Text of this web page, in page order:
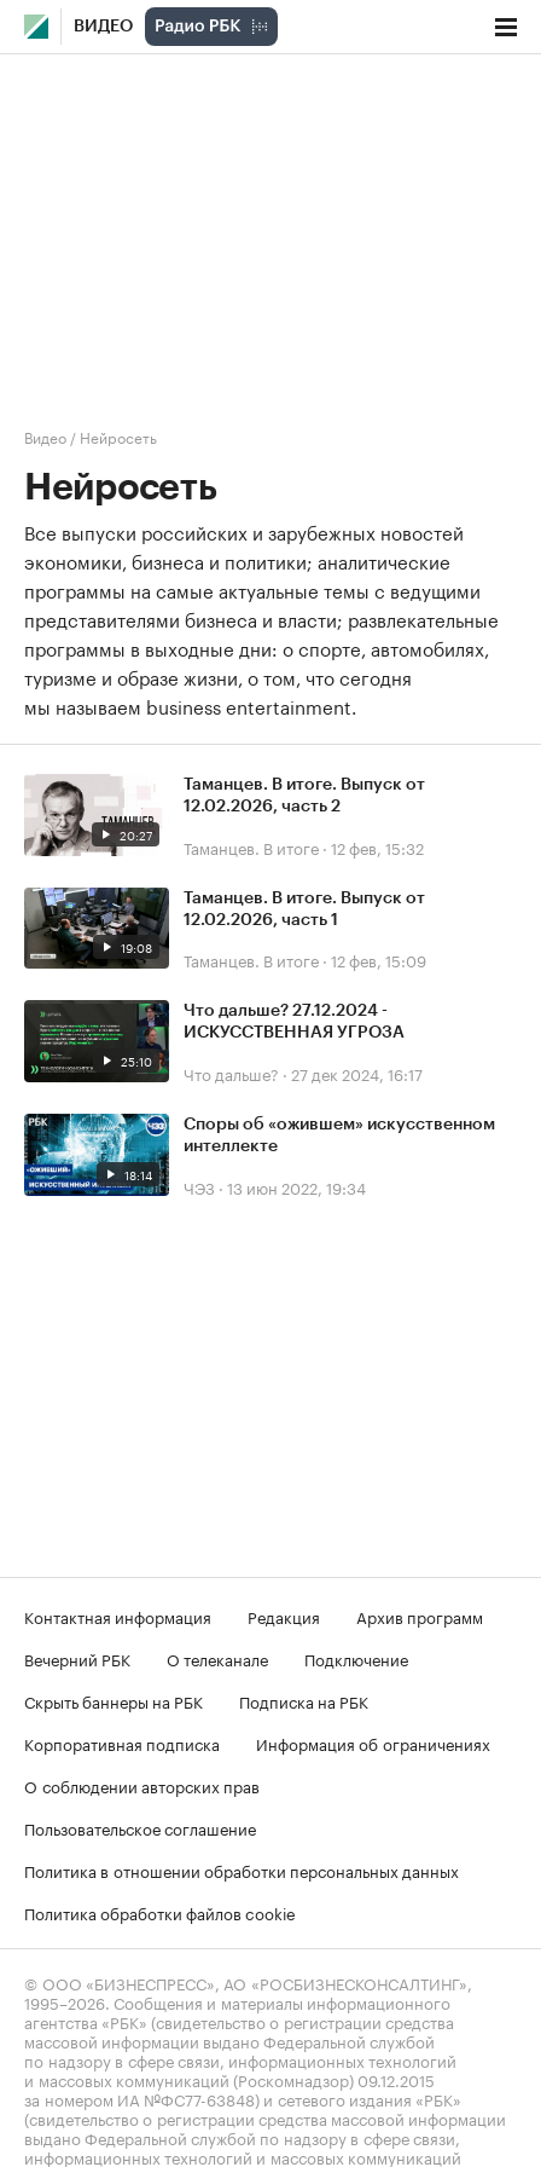
ВИДЕО
Видео / Нейросеть
Нейросеть
Все выпуски российских и зарубежных новостей
экономики, бизнеса и политики; аналитические
программы на самые актуальные темы с ведущими
представителями бизнеса и власти; развлекательные
программы в выходные дни: о спорте, автомобилях,
туризме и образе жизни, о том, что сегодня
мы называем business entertainment.
20:27
Таманцев. В итоге. Выпуск от
12.02.2026, часть 2
Таманцев. В итоге · 12 фев, 15:32
19:08
Таманцев. В итоге. Выпуск от
12.02.2026, часть 1
Таманцев. В итоге · 12 фев, 15:09
25:10
Что дальше? 27.12.2024 -
ИСКУССТВЕННАЯ УГРОЗА
Что дальше? · 27 дек 2024, 16:17
18:14
Споры об «ожившем» искусственном
интеллекте
ЧЭЗ · 13 июн 2022, 19:34
Контактная информация Редакция
Архив программ
Вечерний РБК
О телеканале
Подключение
Скрыть баннеры на РБК
Подписка на РБК
Корпоративная подписка
Информация об ограничениях
О соблюдении авторских прав
Пользовательское соглашение
Политика в отношении обработки персональных данных
Политика обработки файлов cookie
© ООО «БИЗНЕСПРЕСС», АО «РОСБИЗНЕСКОНСАЛТИНГ»,
1995–2026 . Сообщения и материалы информационного
агентства «РБК» (свидетельство о регистрации средства
массовой информации выдано Федеральной службой
по надзору в сфере связи, информационных технологий
и массовых коммуникаций (Роскомнадзор) 09.12.2015
за номером ИА №ФС77-63848) и сетевого издания «РБК»
(свидетельство о регистрации средства массовой информации
выдано Федеральной службой по надзору в сфере связи,
информационных технологий и массовых коммуникаций